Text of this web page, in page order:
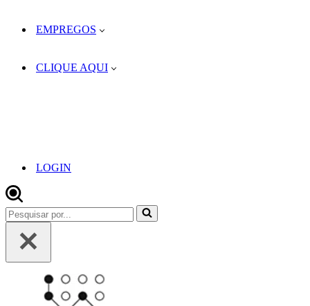
EMPREGOS
CLIQUE AQUI
LOGIN
Pesquisar
por...